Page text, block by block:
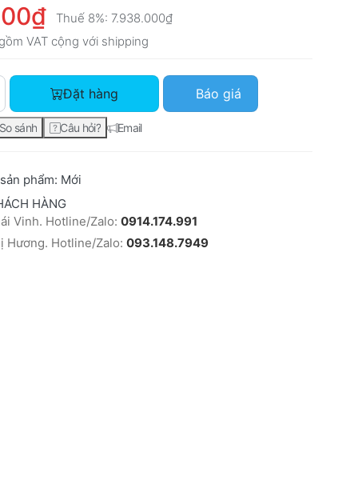
Thuế 8%: 7.938.000₫
VAT cộng với shipping
HP 643A Magenta Original LaserJet Toner Cartridge
Đặt hàng Báo giá
So sánh Câu hỏi? Email
phẩm: Mới
HÀNG
Vinh. Hotline/Zalo: 0914.174.991
Hương. Hotline/Zalo: 093.148.7949